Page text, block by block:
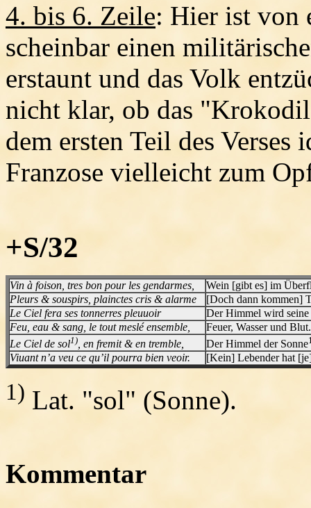
4. bis 6. Zeile: Hier ist von
scheinbar einen
erstaunt und das Volk
nicht klar, ob das
dem ersten Teil des
Franzose vielleicht zum
+S/32
Vin à foison, tres bon pour les gendarmes,
Wein [gibt es] im
Pleurs & souspirs, plainctes cris & alarme
[Doch dann kommen]
Le Ciel fera ses tonnerres pleuuoir
Der Himmel wird seine
Feu, eau & sang, le tout meslé ensemble,
Feuer, Wasser und
Le Ciel de sol1) , en fremit & en tremble, Der Himmel der Sonne
Viuant n’a veu ce qu’il pourra bien veoir. [Kein] Lebender hat
1) Lat. "sol" (Sonne).
Kommentar